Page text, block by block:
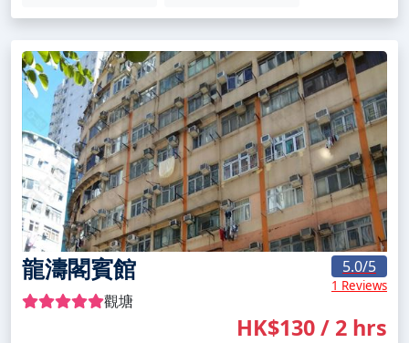
龍濤閣賓館
觀塘
5.0/5
1 Reviews
HK$130 / 2 hrs